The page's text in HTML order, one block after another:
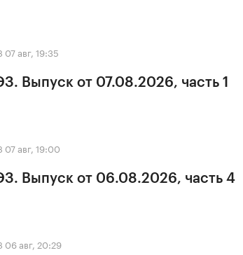
07 авг, 19:35
Выпуск от 07.08.2026, часть 1
07 авг, 19:00
Выпуск от 06.08.2026, часть 4
06 авг, 20:29